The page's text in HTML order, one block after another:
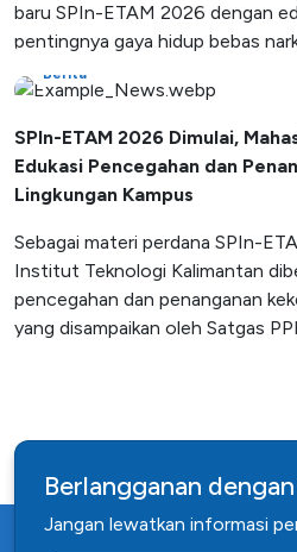
baru SPIn-ETAM 2026 dengan
pentingnya gaya hidup bebas
Berita
SPIn-ETAM 2026 Dimulai,
Edukasi Pencegahan dan
Lingkungan Kampus
Sebagai materi perdana SPIn-
Institut Teknologi Kalimantan
pencegahan dan penanganan
yang disampaikan oleh Satgas
Berlangganan
Jangan lewatkan informasi